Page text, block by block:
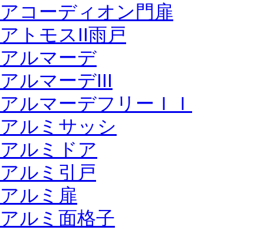
アコーディオン門扉
アトモスII雨戸
アルマーデ
アルマーデIII
アルマーデフリーＩＩ
アルミサッシ
アルミドア
アルミ引戸
アルミ扉
アルミ面格子